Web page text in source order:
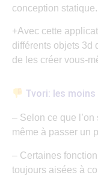
conception statique.
+Avec cette
différents objets 3d
de les créer vous-
Tvori: les moins
– Selon ce que l’on
même à passer un
– Certaines
toujours aisées à